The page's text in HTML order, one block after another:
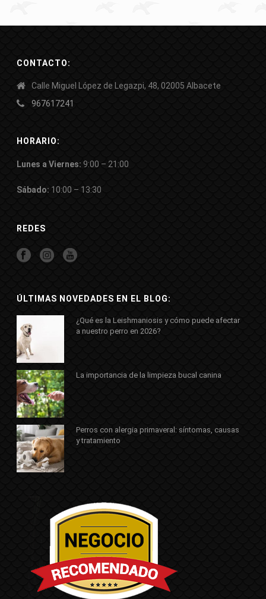
CONTACTO:
Calle Miguel López de Legazpi, 48, 02005 Albacete
967617241
HORARIO:
Lunes a Viernes:9:00 – 21:00
Sábado: 10:00 – 13:30
REDES
ÚLTIMAS NOVEDADES EN EL BLOG:
¿Qué es la Leishmaniosis y cómo puede afectar
a nuestro perro en 2026?
La importancia de la limpieza bucal canina
Perros con alergia primaveral: síntomas, causas
y tratamiento